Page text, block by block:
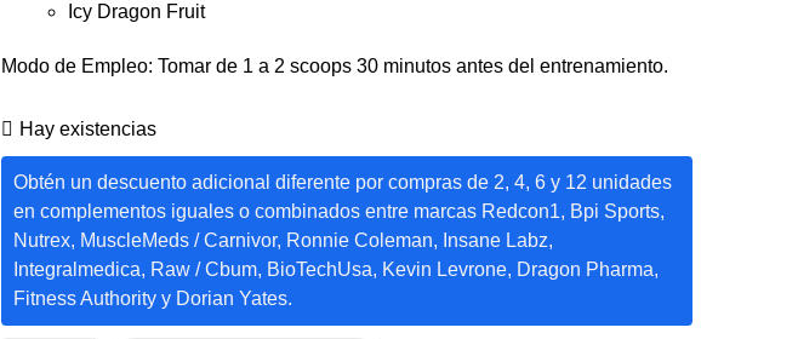
Icy Dragon Fruit
Modo de Empleo: Tomar de 1 a 2 scoops 30 minutos antes del entrenamiento.
Hay existencias
Obtén un descuento adicional diferente por compras de 2, 4, 6 y 12 unidades
en complementos iguales o combinados entre marcas Redcon1, Bpi Sports,
Nutrex, MuscleMeds / Carnivor, Ronnie Coleman, Insane Labz,
Integralmedica, Raw / Cbum, BioTechUsa, Kevin Levrone, Dragon Pharma,
Fitness Authority y Dorian Yates.